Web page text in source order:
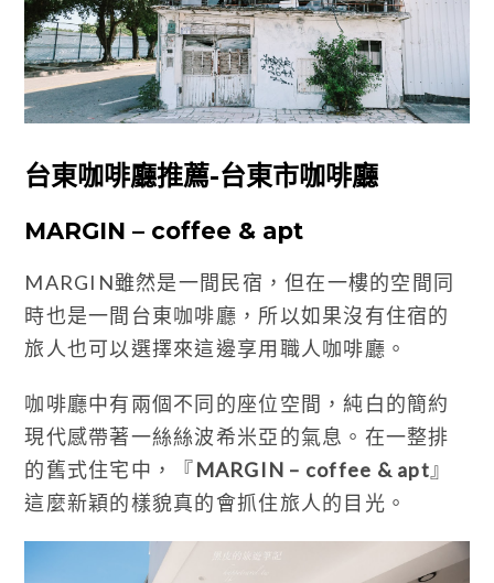
台東咖啡廳推薦-台東市咖啡廳
MARGIN – coffee & apt
MARGIN雖然是一間民宿，但在一樓的空間同
時也是一間台東咖啡廳，所以如果沒有住宿的
旅人也可以選擇來這邊享用職人咖啡廳。
咖啡廳中有兩個不同的座位空間，純白的簡約
現代感帶著一絲絲波希米亞的氣息。在一整排
的舊式住宅中，『MARGIN – coffee & apt 』
這麼新穎的樣貌真的會抓住旅人的目光。